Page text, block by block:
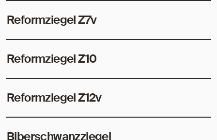
Reformziegel Z7v
Reformziegel Z10
Reformziegel Z12v
Biberschwanzziegel